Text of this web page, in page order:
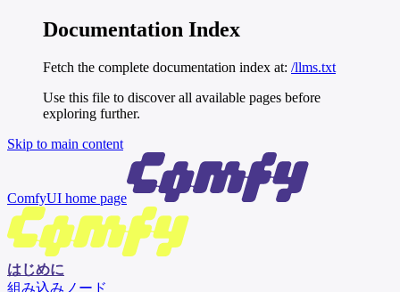
Documentation Index
Fetch the complete documentation index at: /llms.txt
Use this file to discover all available pages before
exploring further.
Skip to main content
ComfyUI home page
はじめに
組み込みノード